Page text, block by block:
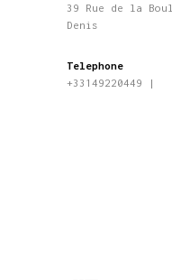
39 Rue de la
Denis
Telephone
+33149220449 |